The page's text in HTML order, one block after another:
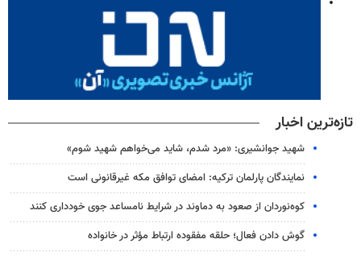
تازه‌ترین اخبار
شهید جوانشیری: «مرد شدم، شاید می‌خواهم شهید شوم»
نمایندگان پارلمان ترکیه: امضای توافق مکه غیرقانونی است
کوه‌نوردان از صعود به دماوند در شرایط نامساعد جوی خودداری کنند
گوش دادن فعال؛ حلقه مفقوده ارتباط مؤثر در خانواده